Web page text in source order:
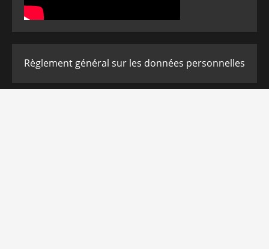
Règlement général sur les données personnelles